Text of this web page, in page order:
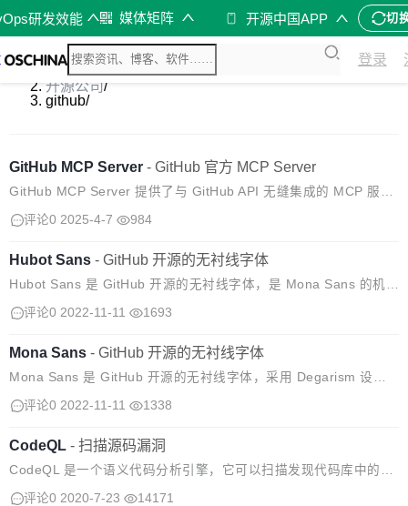
研发效能 媒体矩阵 开源中国APP 切
登录
开源软件/
开源公司/
github/
GitHub MCP Server - GitHub 官方 MCP Server
GitHub MCP Server 提供了与 GitHub API 无缝集成的 MCP 服务
器，从而实现面向开发者和工具的高级自动化和交互功能。 使用案
评论0 2025-4-7 984
Hubot Sans - GitHub 开源的无衬线字体
Hubot Sans 是 GitHub 开源的无衬线字体，是 Mona Sans 的机器
人伙伴。该字体的设计具有更多的几何特征，给人以技术性和特异
评论0 2022-11-11 1693
Mona Sans - GitHub 开源的无衬线字体
Mona Sans 是 GitHub 开源的无衬线字体，采用 Degarism 设
计，灵感来自工业时代的怪兽。Mona Sans 在产品、web 和印刷
评论0 2022-11-11 1338
CodeQL - 扫描源码漏洞
CodeQL 是一个语义代码分析引擎，它可以扫描发现代码库中的漏
洞。使用 CodeQL，可以像对待数据一样查询代码。编写查询条件
评论0 2020-7-23 14171